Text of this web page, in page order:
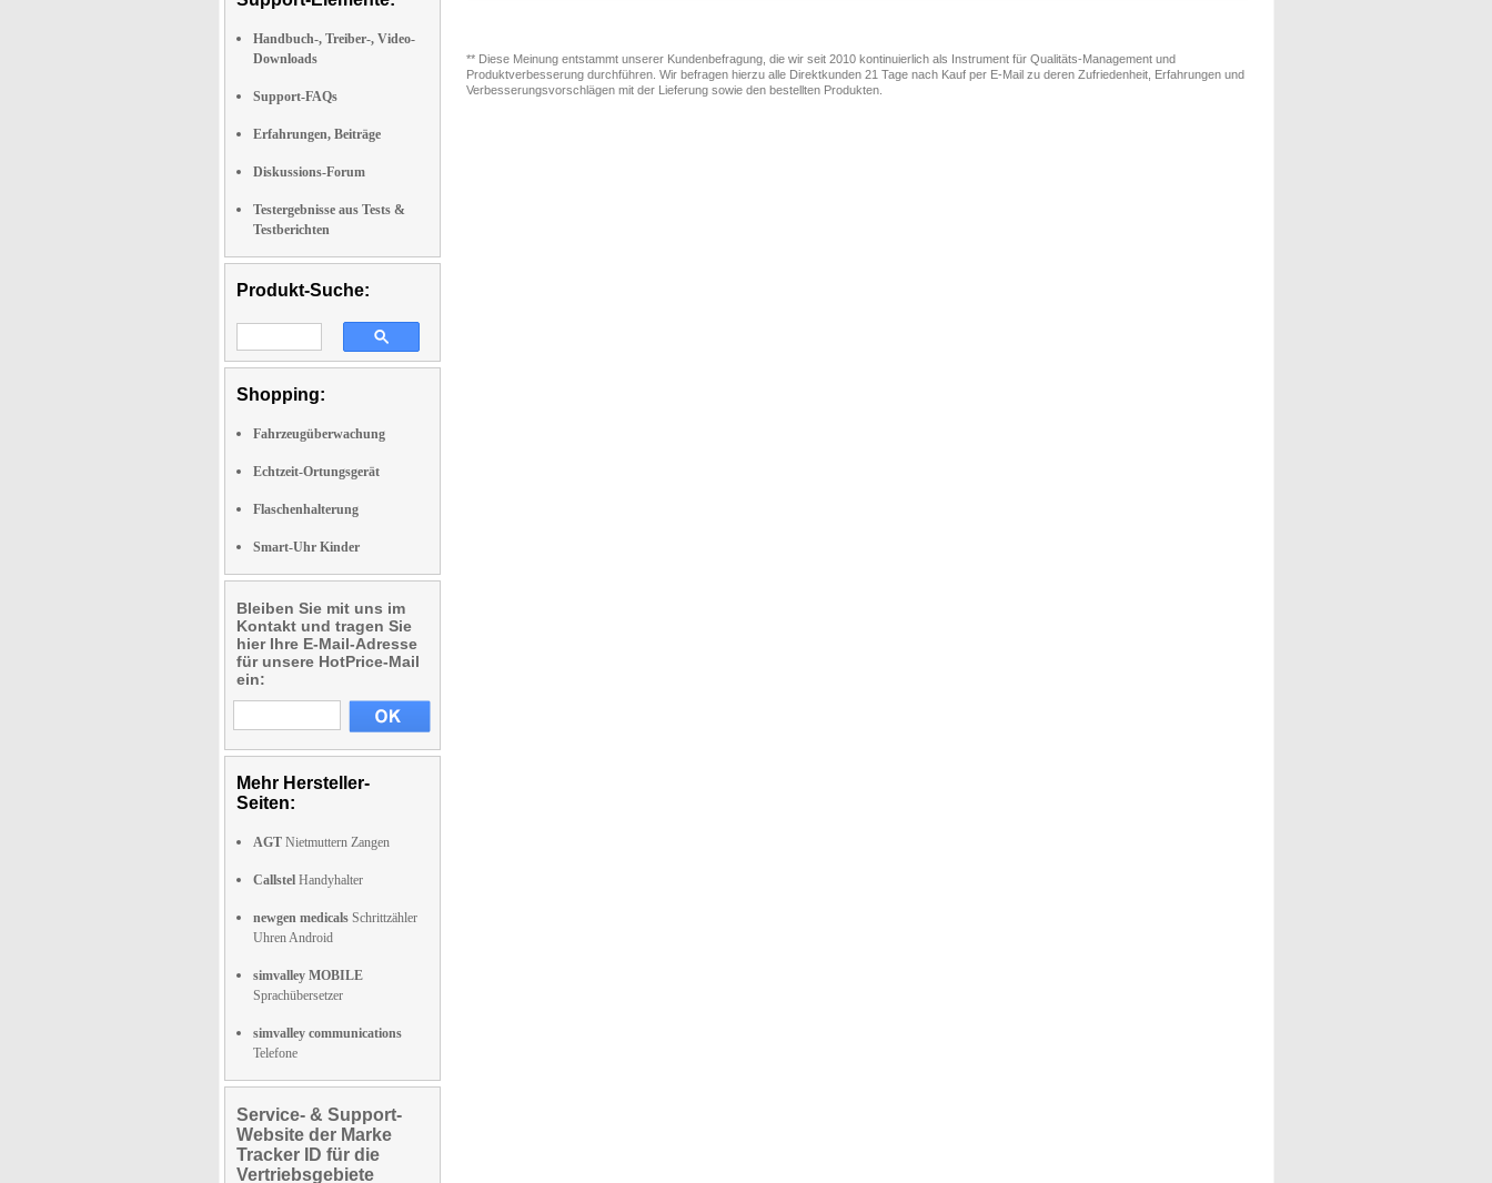
Handbuch-, Treiber-, Video-
Downloads
Support-FAQs
Erfahrungen, Beiträge
Diskussions-Forum
Testergebnisse aus Tests &
Testberichten
Produkt-Suche:
Shopping:
Fahrzeugüberwachung
Echtzeit-Ortungsgerät
Flaschenhalterung
Smart-Uhr Kinder
Bleiben Sie mit uns im
Kontakt und tragen Sie
hier Ihre E-Mail-Adresse
für unsere HotPrice-Mail
ein:
Mehr Hersteller-
Seiten:
AGT Nietmuttern Zangen
Callstel Handyhalter
newgen medicals Schrittzähler
Uhren Android
simvalley MOBILE
Sprachübersetzer
simvalley communications
Telefone
Service- & Support-
Website der Marke
Tracker ID für die
Vertriebsgebiete
** Diese Meinung entstammt unserer Kundenbefragung, die wir seit 2010 kontinuierlich als Instrument für Qualitäts-Management und
Produktverbesserung durchführen. Wir befragen hierzu alle Direktkunden 21 Tage nach Kauf per E-Mail zu deren Zufriedenheit, Erfahrungen und
Verbesserungsvorschlägen mit der Lieferung sowie den bestellten Produkten.